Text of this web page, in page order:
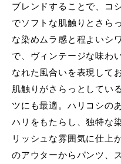
ブレンドすることで、コ
でソフトな肌触りとさら
な染めムラ感と程よいシ
で、ヴィンテージな味わ
なれた風合いを表現して
肌触りがさらっとしてい
ツにも最適。ハリコシの
ハリをもたらし、独特な
リッシュな雰囲気に仕上
のアウターからパンツ、